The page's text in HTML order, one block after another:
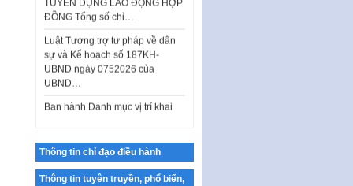
Luật Tương trợ tư pháp về dân
sự và Kế hoạch số 187KH-
UBND ngày 0752026 của
UBND…
Ban hành Danh mục vị trí khai
thác quảng cáo trên địa bàn
thành phố Hà Nội
chính luận về bảo vệ nền tảng tư
tưởng của Đảng…
Công bố công khai dự toán kinh
Thông tin chỉ đạo điều hành
Thông tin tuyên truyền, phổ biến,